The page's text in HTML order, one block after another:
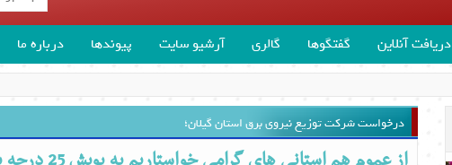
دریافت آنلاین گفتگوها گالری آرشیو سایت پیوندها درباره ما
درخواست شرکت توزیع نیروی برق استان گیلان؛